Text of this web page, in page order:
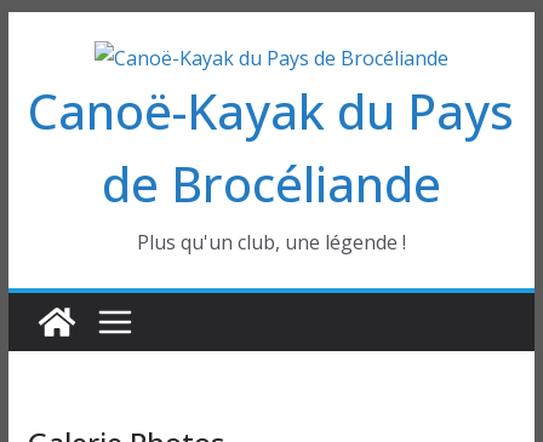
contenu
Canoë-Kayak du Pays
de Brocéliande
Plus qu'un club, une légende !